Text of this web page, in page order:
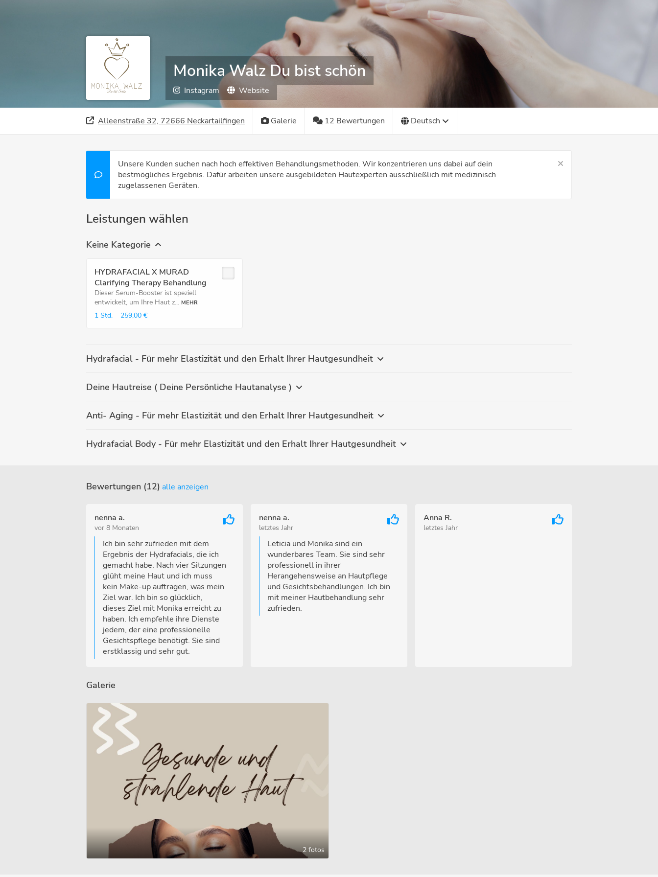
Monika Walz Du bist schön
Instagram Website
Alleenstraße 32, 72666 Neckartailfingen Galerie 12 Bewertungen Deutsch
Unsere Kunden suchen nach hoch effektiven Behandlungsmethoden. Wir konzentrieren uns dabei auf dein
bestmögliches Ergebnis. Dafür arbeiten unsere ausgebildeten Hautexperten ausschließlich mit medizinisch
zugelassenen Geräten.
Leistungen wählen
Keine Kategorie
HYDRAFACIAL X MURAD
Clarifying Therapy Behandlung
Dieser Serum-Booster ist speziell
entwickelt, um Ihre Haut z... MEHR
1 Std. 259,00 €
Hydrafacial - Für mehr Elastizität und den Erhalt Ihrer Hautgesundheit
Deine Hautreise ( Deine Persönliche Hautanalyse )
Anti- Aging - Für mehr Elastizität und den Erhalt Ihrer Hautgesundheit
Hydrafacial Body - Für mehr Elastizität und den Erhalt Ihrer Hautgesundheit
Bewertungen (12) alle anzeigen
nenna a.
vor 8 Monaten
Ich bin sehr zufrieden mit dem
Ergebnis der Hydrafacials, die ich
gemacht habe. Nach vier Sitzungen
glüht meine Haut und ich muss
kein Make-up auftragen, was mein
Ziel war. Ich bin so glücklich,
dieses Ziel mit Monika erreicht zu
haben. Ich empfehle ihre Dienste
jedem, der eine professionelle
Gesichtspflege benötigt. Sie sind
erstklassig und sehr gut.
nenna a.
letztes Jahr
Leticia und Monika sind ein
wunderbares Team. Sie sind sehr
professionell in ihrer
Herangehensweise an Hautpflege
und Gesichtsbehandlungen. Ich bin
mit meiner Hautbehandlung sehr
zufrieden.
Anna R.
letztes Jahr
Galerie
2 fotos